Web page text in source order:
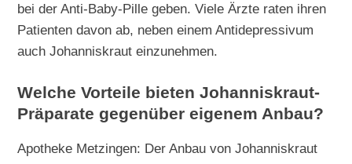
bei der Anti-Baby-Pille geben. Viele Ärzte raten ihren
Patienten davon ab, neben einem Antidepressivum
auch Johanniskraut einzunehmen.
Welche Vorteile bieten Johanniskraut-
Präparate gegenüber eigenem Anbau?
Apotheke Metzingen: Der Anbau von Johanniskraut